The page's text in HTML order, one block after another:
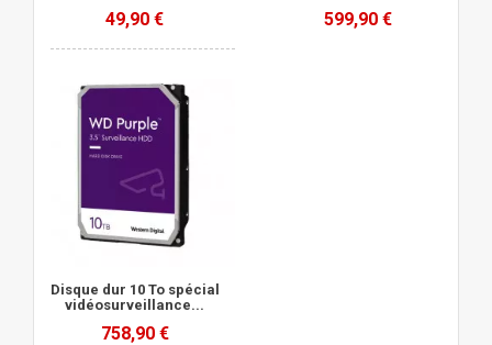
49,90 € 599,90 €
Disque dur 10 To spécial
vidéosurveillance...
758,90 €